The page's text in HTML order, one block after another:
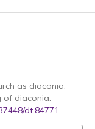
as diaconia.
of diaconia.
dt.84771